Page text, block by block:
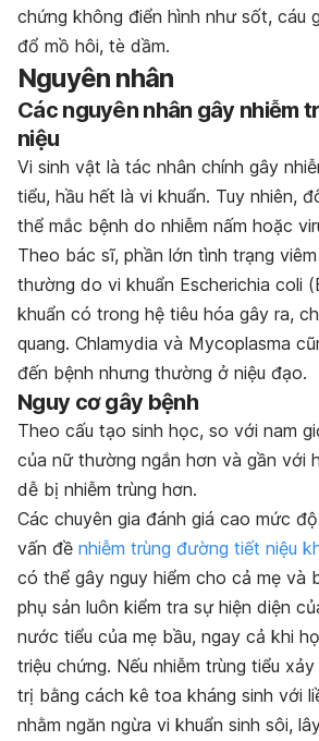
chứng không điển hình như sốt, cáu
đổ mồ hôi, tè dầm.
Nguyên nhân
Các nguyên nhân gây nhiễm
niệu
Vi sinh vật là tác nhân chính gây
tiểu, hầu hết là vi khuẩn. Tuy nhiên,
thể mắc bệnh do nhiễm nấm hoặc
Theo bác sĩ, phần lớn tình trạng
thường do vi khuẩn Escherichia coli (
khuẩn có trong hệ tiêu hóa gây ra,
quang. Chlamydia và Mycoplasma
đến bệnh nhưng thường ở niệu đạo.
Nguy cơ gây bệnh
Theo cấu tạo sinh học, so với nam
của nữ thường ngắn hơn và gần với
dễ bị nhiễm trùng hơn.
Các chuyên gia đánh giá cao mức
vấn đề nhiễm trùng đường tiết niệu
có thể gây nguy hiểm cho cả mẹ và
phụ sản luôn kiểm tra sự hiện diện
nước tiểu của mẹ bầu, ngay cả khi
triệu chứng. Nếu nhiễm trùng tiểu
trị bằng cách kê toa kháng sinh với
nhằm ngăn ngừa vi khuẩn sinh sôi,